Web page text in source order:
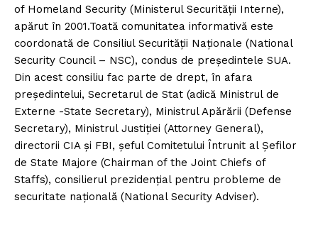
of Homeland Security (Ministerul Securității Interne),
apărut în 2001.Toată comunitatea informativă este
coordonată de Consiliul Securității Naționale (National
Security Council – NSC), condus de președintele SUA.
Din acest consiliu fac parte de drept, în afara
președintelui, Secretarul de Stat (adică Ministrul de
Externe -State Secretary), Ministrul Apărării (Defense
Secretary), Ministrul Justiției (Attorney General),
directorii CIA și FBI, șeful Comitetului Întrunit al Șefilor
de State Majore (Chairman of the Joint Chiefs of
Staffs), consilierul prezidențial pentru probleme de
securitate națională (National Security Adviser).